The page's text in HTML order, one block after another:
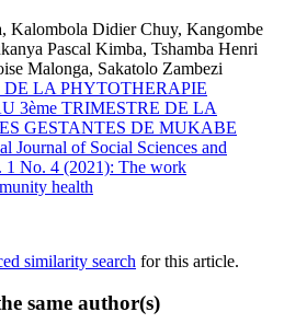
Kalombola Didier Chuy, Kangombe
Pascal Kimba, Tshamba Henri
Malonga, Sakatolo Zambezi
DE LA PHYTOTHERAPIE
3ème TRIMESTRE DE LA
GESTANTES DE MUKABE
Journal of Social Sciences and
1 No. 4 (2021): The work
health
similarity search for this article.
same author(s)